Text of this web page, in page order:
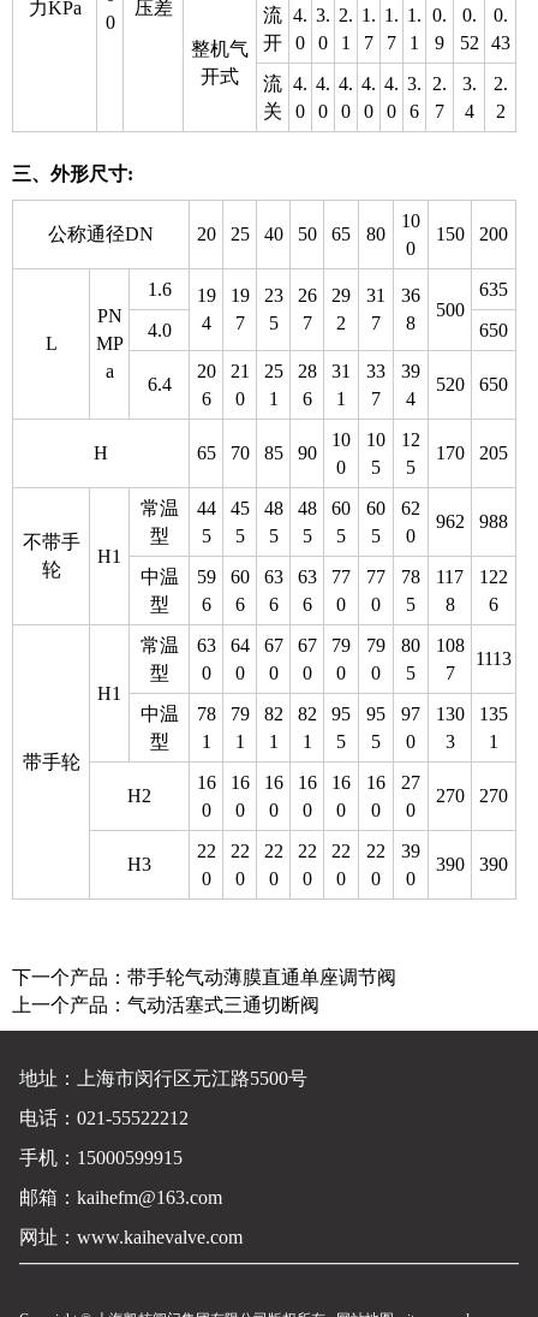
力KPa
0
压差
整机气
开式
流
开
4.
0
3.
0
2.
1
1.
7
1.
7
1.
1
0.
9
0.
52
0.
43
流
关
4.
0
4.
0
4.
0
4.
0
4.
0
3.
6
2.
7
3.
4
2.
2
三、外形尺寸:
公称通径DN 20 25 40 50 65 80
10
0
150 200
L
PN
MP
a
1.6
19
4
19
7
23
5
26
7
29
2
31
7
36
8
500
635
4.0
650
6.4
20
6
21
0
25
1
28
6
31
1
33
7
39
4
520 650
H 65 70 85 90
10
0
10
5
12
5
170 205
不带手
轮
H1
常温
型
44
5
45
5
48
5
48
5
60
5
60
5
62
0
962 988
中温
型
59
6
60
6
63
6
63
6
77
0
77
0
78
5
117
8
122
6
带手轮
H1
常温
型
63
0
64
0
67
0
67
0
79
0
79
0
80
5
108
7
1113
中温
型
78
1
79
1
82
1
82
1
95
5
95
5
97
0
130
3
135
1
H2
16
0
16
0
16
0
16
0
16
0
16
0
27
0
270 270
H3
22
0
22
0
22
0
22
0
22
0
22
0
39
0
390 390
下一个产品： 带手轮气动薄膜直通单座调节阀
上一个产品： 气动活塞式三通切断阀
地址：上海市闵行区元江路5500号
电话：021-55522212
手机：15000599915
邮箱：kaihefm@163.com
网址： www.kaihevalve.com